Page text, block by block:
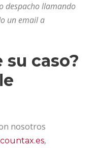
despacho llamando
un email a
su caso?
nosotros
,